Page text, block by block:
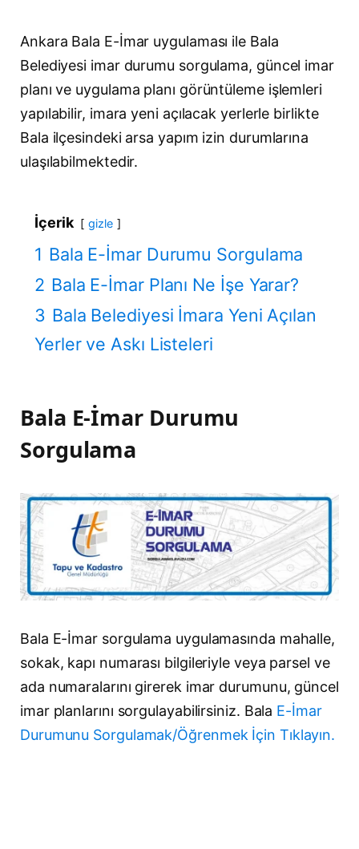
Ankara Bala E-İmar uygulaması ile Bala
Belediyesi imar durumu sorgulama, güncel imar
planı ve uygulama planı görüntüleme işlemleri
yapılabilir, imara yeni açılacak yerlerle birlikte
Bala ilçesindeki arsa yapım izin durumlarına
ulaşılabilmektedir.
İçerik gizle
1 Bala E-İmar Durumu Sorgulama
2 Bala E-İmar Planı Ne İşe Yarar?
3 Bala Belediyesi İmara Yeni Açılan
Yerler ve Askı Listeleri
Bala E-İmar Durumu
Sorgulama
Bala E-İmar sorgulama uygulamasında mahalle,
sokak, kapı numarası bilgileriyle veya parsel ve
ada numaralarını girerek imar durumunu, güncel
imar planlarını sorgulayabilirsiniz. Bala E-İmar
Durumunu Sorgulamak/Öğrenmek İçin Tıklayın.